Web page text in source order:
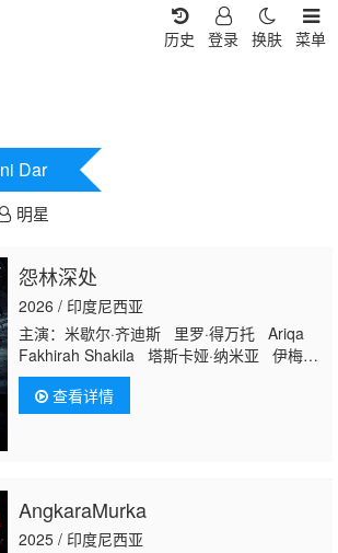
菜单
换肤
登录
历史
Dar
明星
怨林深处
2026 / 印度尼西亚
主演：米歇尔·齐迪斯 里罗·得万托 Ariqa
Fakhirah Shakila 塔斯卡娅·纳米亚 伊梅尔
达·塞林 Dewi Pakis
里特·蒂莫西 德拉·达蒂安 鲁克曼·罗萨迪
Agus Kuncoro 鲁思·马里尼 Saputra Kori
查看详情
AngkaraMurka
2025 / 印度尼西亚